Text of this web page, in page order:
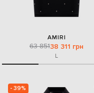
AMIRI
63 85138 311 грн
L
- 39%